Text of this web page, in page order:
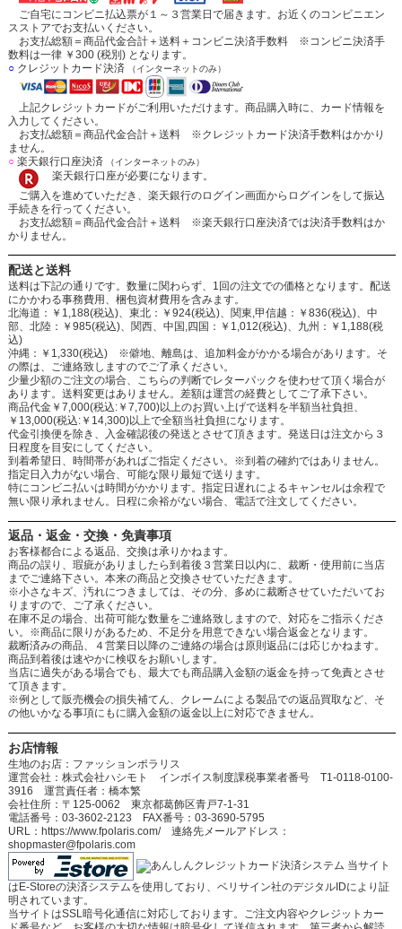
ご自宅にコンビニ払込票が１～３営業日で届きます。お近くのコンビニエン
スストアでお支払いください。
お支払総額＝商品代金合計＋送料＋コンビニ決済手数料 ※コンビニ決済手
数料は一律 ￥300 (税別) となります。
○クレジットカード決済 （インターネットのみ）
上記クレジットカードがご利用いただけます。商品購入時に、カード情報を
入力してください。
お支払総額＝商品代金合計＋送料 ※クレジットカード決済手数料はかかり
ません。
○楽天銀行口座決済 （インターネットのみ）
楽天銀行口座が必要になります。
ご購入を進めていただき、楽天銀行のログイン画面からログインをして振込
手続きを行ってください。
お支払総額＝商品代金合計＋送料 ※楽天銀行口座決済では決済手数料はか
かりません。
配送と送料
送料は下記の通りです。数量に関わらず、1回の注文での価格となります。配送
にかかわる事務費用、梱包資材費用を含みます。
北海道：￥1,188(税込)、東北：￥924(税込)、関東,甲信越：￥836(税込)、中
部、北陸：￥985(税込)、関西、中国,四国：￥1,012(税込)、九州：￥1,188(税
込)
沖縄：￥1,330(税込) ※僻地、離島は、追加料金がかかる場合があります。そ
の際は、ご連絡致しますのでご了承ください。
少量少額のご注文の場合、こちらの判断でレターパックを使わせて頂く場合が
あります。送料変更はありません。差額は運営の経費としてご了承下さい。
商品代金￥7,000(税込:￥7,700)以上のお買い上げで送料を半額当社負担、
￥13,000(税込:￥14,300)以上で全額当社負担になります。
代金引換便を除き、入金確認後の発送とさせて頂きます。発送日は注文から３
日程度を目安にしてください。
到着希望日、時間帯があればご指定ください。※到着の確約ではありません。
指定日入力がない場合、可能な限り最短で送ります。
特にコンビニ払いは時間がかかります。指定日遅れによるキャンセルは余程で
無い限り承れません。日程に余裕がない場合、電話で注文してください。
返品・返金・交換・免責事項
お客様都合による返品、交換は承りかねます。
商品の誤り、瑕疵がありましたら到着後３営業日以内に、裁断・使用前に当店
までご連絡下さい。本来の商品と交換させていただきます。
※小さなキズ、汚れにつきましては、その分、多めに裁断させていただいてお
りますので、ご了承ください。
在庫不足の場合、出荷可能な数量をご連絡致しますので、対応をご指示くださ
い。※商品に限りがあるため、不足分を用意できない場合返金となります。
裁断済みの商品、４営業日以降のご連絡の場合は原則返品には応じかねます。
商品到着後は速やかに検収をお願いします。
当店に過失がある場合でも、最大でも商品購入金額の返金を持って免責とさせ
て頂きます。
※例として販売機会の損失補てん、クレームによる製品での返品買取など、そ
の他いかなる事項にもに購入金額の返金以上に対応できません。
お店情報
生地のお店：ファッションポラリス
運営会社：株式会社ハシモト インボイス制度課税事業者番号 T1-0118-0100-
3916 運営責任者：橋本繁
会社住所：〒125-0062 東京都葛飾区青戸7-1-31
電話番号：03-3602-2123 FAX番号：03-3690-5795
URL：https://www.fpolaris.com/ 連絡先メールアドレス：
shopmaster@fpolaris.com
当サイト
はE-Storeの決済システムを使用しており、ベリサイン社のデジタルIDにより証
明されています。
当サイトはSSL暗号化通信に対応しております。ご注文内容やクレジットカー